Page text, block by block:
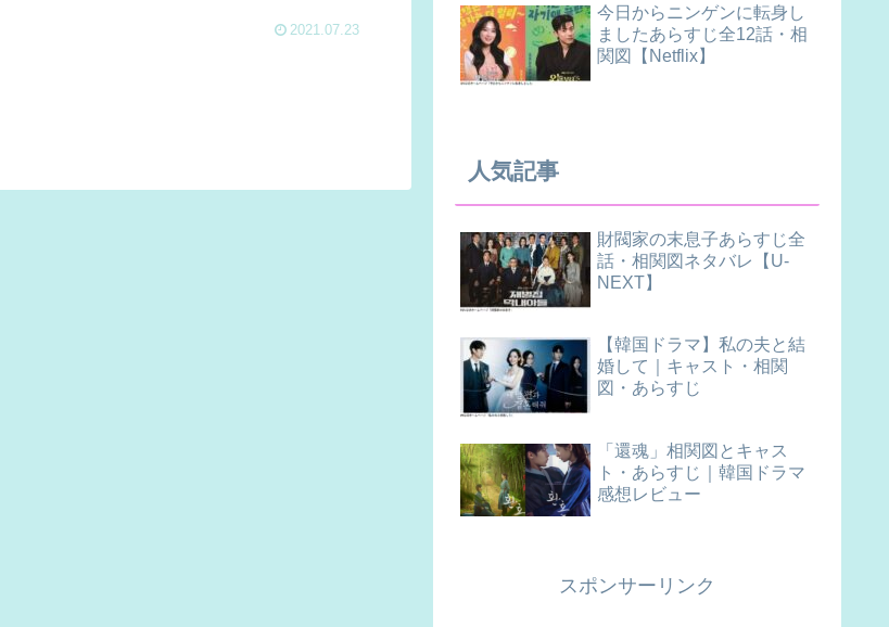
2021.07.23
今日からニンゲンに転身し
ましたあらすじ全12話・相
関図【Netflix】
人気記事
財閥家の末息子あらすじ全
話・相関図ネタバレ【U-
NEXT】
【韓国ドラマ】私の夫と結
婚して｜キャスト・相関
図・あらすじ
「還魂」相関図とキャス
ト・あらすじ｜韓国ドラマ
感想レビュー
スポンサーリンク